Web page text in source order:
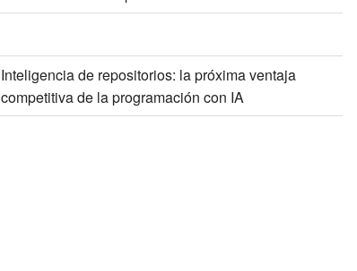
Inteligencia de repositorios: la próxima ventaja
competitiva de la programación con IA